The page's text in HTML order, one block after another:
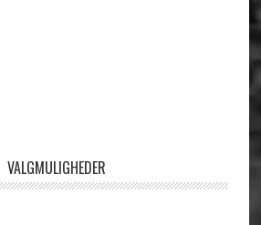
VALGMULIGHEDER